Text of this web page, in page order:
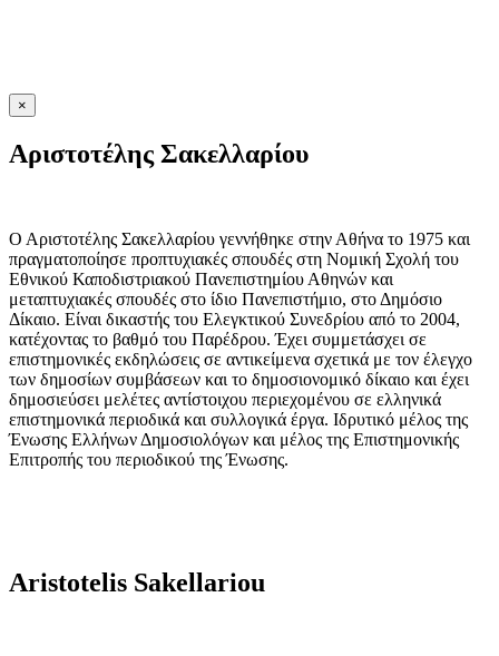
×
Αριστοτέλης Σακελλαρίου
Ο Αριστοτέλης Σακελλαρίου γεννήθηκε στην Αθήνα το 1975 και
πραγματοποίησε προπτυχιακές σπουδές στη Νομική Σχολή του
Εθνικού Καποδιστριακού Πανεπιστημίου Αθηνών και
μεταπτυχιακές σπουδές στο ίδιο Πανεπιστήμιο, στο Δημόσιο
Δίκαιο. Είναι δικαστής του Ελεγκτικού Συνεδρίου από το 2004,
κατέχοντας το βαθμό του Παρέδρου. Έχει συμμετάσχει σε
επιστημονικές εκδηλώσεις σε αντικείμενα σχετικά με τον έλεγχο
των δημοσίων συμβάσεων και το δημοσιονομικό δίκαιο και έχει
δημοσιεύσει μελέτες αντίστοιχου περιεχομένου σε ελληνικά
επιστημονικά περιοδικά και συλλογικά έργα. Ιδρυτικό μέλος της
Ένωσης Ελλήνων Δημοσιολόγων και μέλος της Επιστημονικής
Επιτροπής του περιοδικού της Ένωσης.
Aristotelis Sakellariou